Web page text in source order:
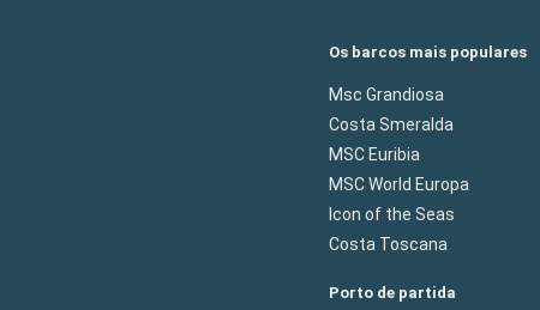
Os barcos mais populares
Msc Grandiosa
Costa Smeralda
MSC Euribia
MSC World Europa
Icon of the Seas
Costa Toscana
Porto de partida